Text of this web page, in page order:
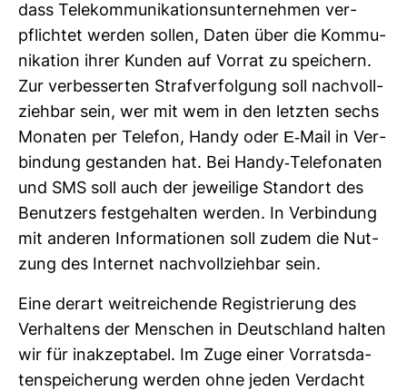
dass Tele­kom­mu­ni­ka­ti­ons­un­ter­nehmen ver­
pflichtet werden sollen, Daten über die Kom­mu­
ni­ka­tion ihrer Kunden auf Vorrat zu spei­chern.
Zur ver­bes­serten Straf­ver­fol­gung soll nach­voll­
ziehbar sein, wer mit wem in den letzten sechs
Monaten per Telefon, Handy oder E-​Mail in Ver­
bin­dung gestanden hat. Bei Handy-​Tele­fo­naten
und SMS soll auch der jewei­lige Standort des
Benut­zers fest­ge­halten werden. In Ver­bin­dung
mit anderen Infor­ma­tionen soll zudem die Nut­
zung des Internet nach­voll­ziehbar sein.
Eine derart weit­rei­chende Regis­trie­rung des
Ver­hal­tens der Men­schen in Deutsch­land halten
wir für inak­zep­tabel. Im Zuge einer Vor­rats­da­
ten­spei­che­rung werden ohne jeden Ver­dacht